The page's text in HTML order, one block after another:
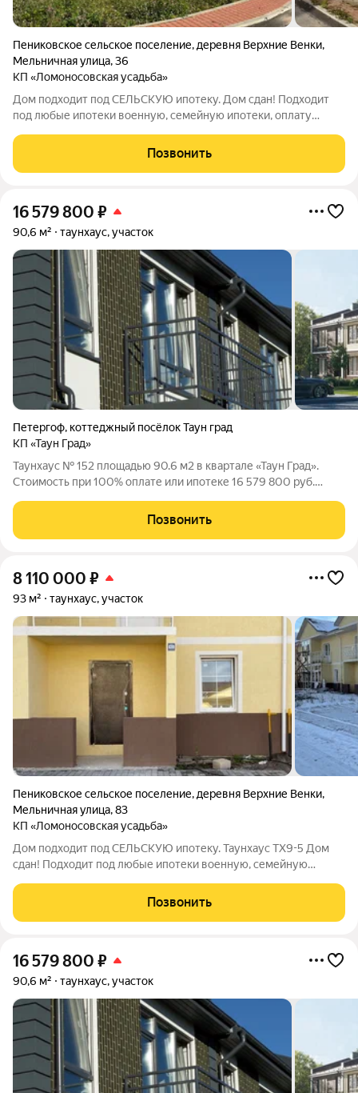
Пениковское сельское поселение, деревня Верхние Венки,
Мельничная улица,36
КП «Ломоносовская усадьба»
Дом подходит под СЕЛЬСКУЮ ипотеку. Дом сдан! Подходит
под любые ипотеки военную, семейную ипотеки, оплату
47:14:0257001:110. Дома
Позвонить
16 579 800 ₽
90,6 м² таунхаус, участок
Петергоф, коттеджный посёлок Таун град
КП «Таун Град»
Таунхаус № 152 площадью 90.6 м2 в квартале «Таун Град».
Стоимость при 100% оплате или ипотеке 16 579 800 руб.
постоянного проживания. Расположен в Петродворцовом
районе, рядом с Новым
Позвонить
8 110 000 ₽
93 м² таунхаус, участок
Пениковское сельское поселение, деревня Верхние Венки,
Мельничная улица,83
КП «Ломоносовская усадьба»
Дом подходит под СЕЛЬСКУЮ ипотеку. Таунхаус ТХ9-5 Дом
сдан! Подходит под любые ипотеки военную, семейную
Дома продаются от юр.лица. ДОМА СДАЮТСЯ БЕЗ ОТДЕЛКИ
Документы готовы. 4 км от Ломоносова.
Позвонить
16 579 800 ₽
90,6 м² таунхаус, участок